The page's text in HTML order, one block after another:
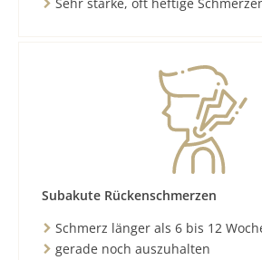
Subakute Rückenschmerzen
Schmerz länger als 6 bis 12
gerade noch auszuhalten